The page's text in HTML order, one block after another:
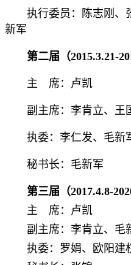
执行委员：陈志刚、
新军
第二届（2015.3.21-
主 席：卢凯
副主席：李肯立、王
执委：李仁发、毛新
秘书长：毛新军
第三届（2017.4.8-
主 席：卢凯
副主席：李肯立、 毛
执委：罗娟、欧阳建